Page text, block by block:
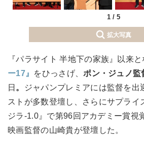
1 / 5
拡大写真
『パラサイト 半地下の家族』以来
ー17』
をひっさげ、ポン・ジュノ監
日 。
ジャパンプレミアには監督を出
ストが多数登壇し、さらにサプライ
ジラ-1.0』で第96回アカデミー賞視
映画監督の山崎貴が登壇した。